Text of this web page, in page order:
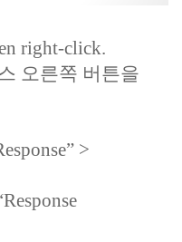
right-click.
오른쪽 버튼을
>